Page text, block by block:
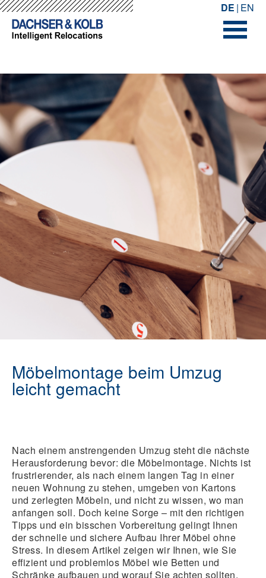
-->--> DE EN
Möbelmontage beim Umzug
leicht gemacht
Nach einem anstrengenden Umzug steht die nächste
Herausforderung bevor: die Möbelmontage. Nichts ist
frustrierender, als nach einem langen Tag in einer
neuen Wohnung zu stehen, umgeben von Kartons
und zerlegten Möbeln, und nicht zu wissen, wo man
anfangen soll. Doch keine Sorge – mit den richtigen
Tipps und ein bisschen Vorbereitung gelingt Ihnen
der schnelle und sichere Aufbau Ihrer Möbel ohne
Stress. In diesem Artikel zeigen wir Ihnen, wie Sie
effizient und problemlos Möbel wie Betten und
Schränke aufbauen und worauf Sie achten sollten,